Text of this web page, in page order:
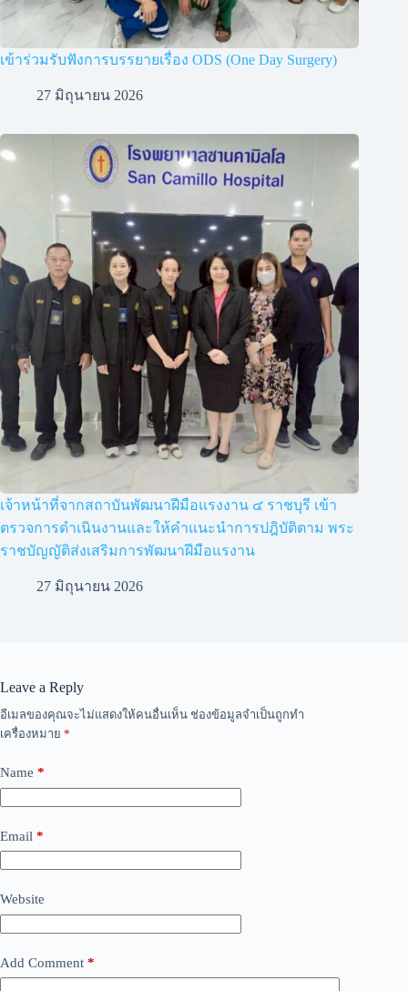
เข้าร่วมรับฟังการบรรยายเรื่อง ODS (One Day Surgery)
27 มิถุนายน 2026
เจ้าหน้าที่จากสถาบันพัฒนาฝีมือแรงงาน ๔ ราชบุรี เข้า
ตรวจการดำเนินงานและให้คำแนะนำการปฎิบัติตาม พระ
ราชบัญญัติส่งเสริมการพัฒนาฝีมือแรงาน
27 มิถุนายน 2026
Leave a Reply
อีเมลของคุณจะไม่แสดงให้คนอื่นเห็น ช่องข้อมูลจำเป็นถูกทำ
เครื่องหมาย *
Name *
Email *
Website
Add Comment *